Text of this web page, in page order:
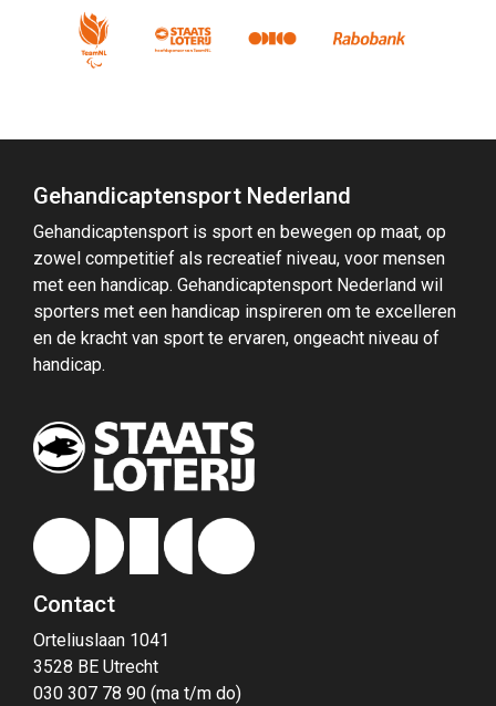
Gehandicaptensport Nederland
Gehandicaptensport is sport en bewegen op maat, op
zowel competitief als recreatief niveau, voor mensen
met een handicap. Gehandicaptensport Nederland wil
sporters met een handicap inspireren om te excelleren
en de kracht van sport te ervaren, ongeacht niveau of
handicap.
Contact
Orteliuslaan 1041
3528 BE Utrecht
030 307 78 90 (ma t/m do)